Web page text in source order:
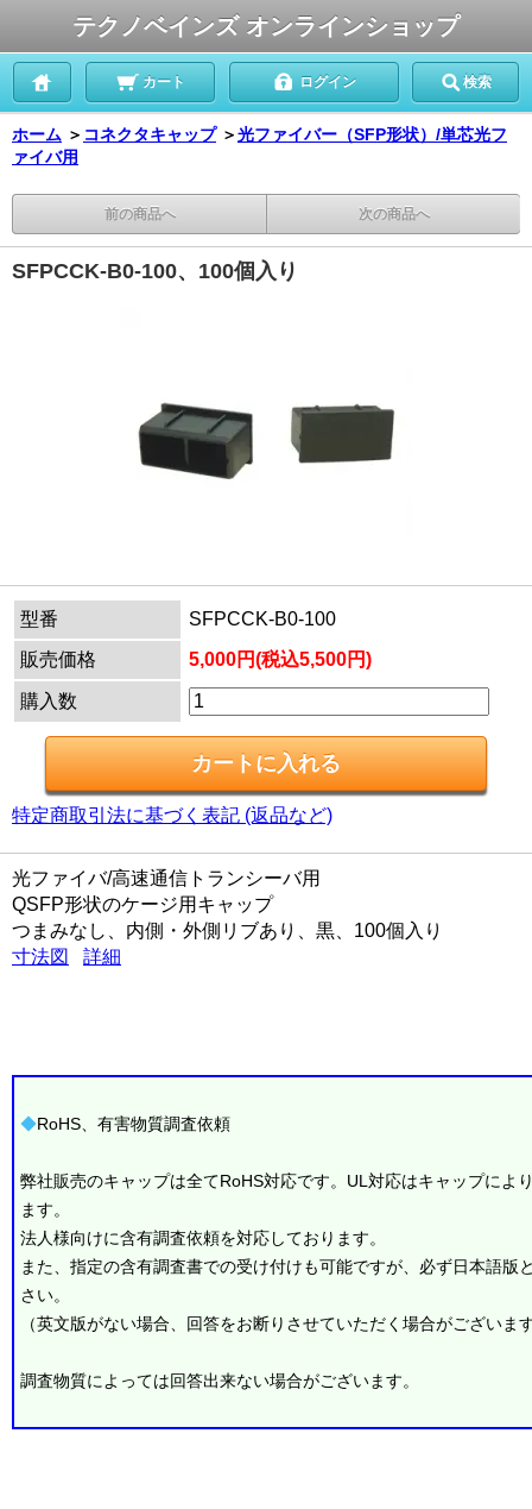
テクノベインズ オンラインショップ
カート ログイン 検索
ホーム ＞ コネクタキャップ ＞光ファイバー（SFP形状）/単芯光フ
ァイバ用
前の商品へ 次の商品へ
SFPCCK-B0-100、100個入り
型番
SFPCCK-B0-100
販売価格
5,000円(税込5,500円)
購入数
特定商取引法に基づく表記 (返品など)
光ファイバ/高速通信トランシーバ用
QSFP形状のケージ用キャップ
つまみなし、内側・外側リブあり、黒、100個入り
寸法図
詳細
◆RoHS、有害物質調査依頼
弊社販売のキャップは全てRoHS対応です。UL対応はキャップによ
ます。
法人様向けに含有調査依頼を対応しております。
また、指定の含有調査書での受け付けも可能ですが、必ず日本語版
さい。
（英文版がない場合、回答をお断りさせていただく場合がございま
調査物質によっては回答出来ない場合がございます。